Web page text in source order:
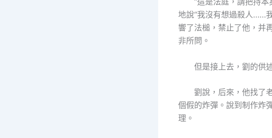
地說“我沒有想過殺人……
響了法槌，禁止了他，并
非所問。
但是接上去，劉的供述
劉說，后來，他找了老
個假的炸彈。說到制作炸
理。